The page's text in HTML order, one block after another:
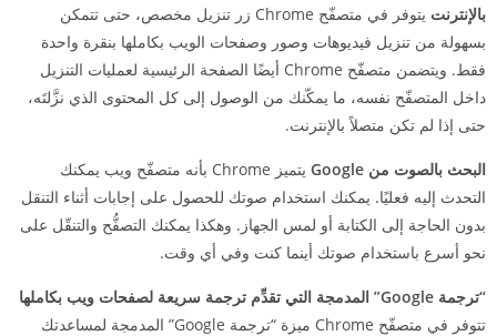
بالإنترنت
يتوفر في متصفّح Chrome زر تنزيل مخصص، حتى تتمكن
بسهولة من تنزيل فيديوهات وصور وصفحات الويب بكاملها بنقرة واحدة
فقط. ويتضمن متصفّح Chrome أيضًا الصفحة الرئيسية لعمليات التنزيل
داخل المتصفّح نفسه، ما يمكّنك من الوصول إلى كل المحتوى الذي نزَّلتَه،
حتى إذا لم تكن متصلاً بالإنترنت.
البحث بالصوت من Google
يتميز Chrome بأنه متصفّح ويب يمكنك
التحدث إليه فعليًا. يمكنك استخدام صوتك للحصول على إجابات أثناء التنقل
بدون الحاجة إلى الكتابة أو لمس الجهاز. وهكذا يمكنك التصفُّح والتنقّل على
نحو أسرع باستخدام صوتك أينما كنت وفي أي وقت.
“ترجمة Google” المدمجة التي تقدِّم ترجمة سريعة لصفحات ويب بكاملها
تتوفر في متصفّح Chrome ميزة “ترجمة Google” المدمجة لمساعدتك